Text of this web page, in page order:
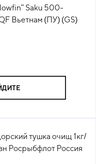
Saku 500-
Вьетнам (ПУ) (GS)
тушка очищ 1кг/
Росрыбфлот Россия
18°С)